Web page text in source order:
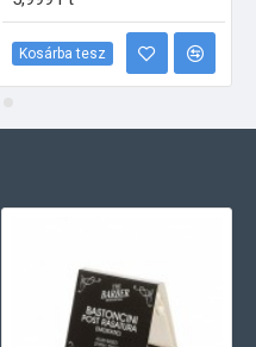
Kosárba tesz